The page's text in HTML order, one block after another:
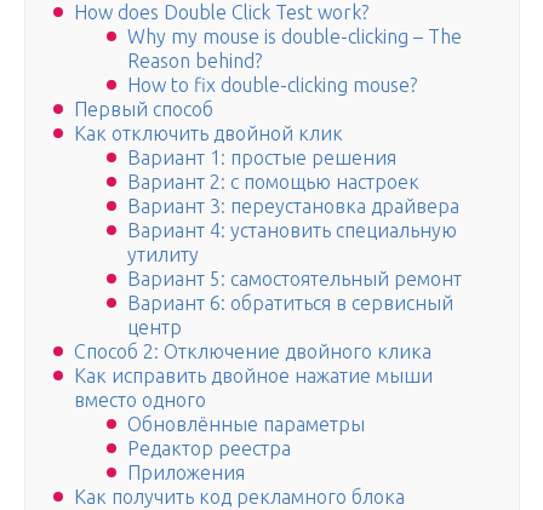
How does Double Click Test work?
Why my mouse is double-clicking – The
Reason behind?
How to fix double-clicking mouse?
Первый способ
Как отключить двойной клик
Вариант 1: простые решения
Вариант 2: с помощью настроек
Вариант 3: переустановка драйвера
Вариант 4: установить специальную
утилиту
Вариант 5: самостоятельный ремонт
Вариант 6: обратиться в сервисный
центр
Способ 2: Отключение двойного клика
Как исправить двойное нажатие мыши
вместо одного
Обновлённые параметры
Редактор реестра
Приложения
Как получить код рекламного блока